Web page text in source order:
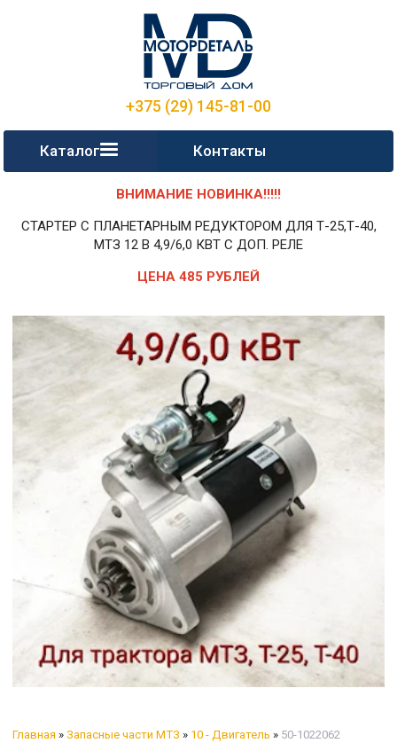
+375 (29) 145-81-00
Каталог Контакты
ВНИМАНИЕ НОВИНКА!!!!!
СТАРТЕР С ПЛАНЕТАРНЫМ РЕДУКТОРОМ ДЛЯ Т-25,Т-40,
МТЗ 12 В 4,9/6,0 КВТ С ДОП. РЕЛЕ
ЦЕНА 485 РУБЛЕЙ
Главная » Запасные части МТЗ » 10 - Двигатель » 50-1022062